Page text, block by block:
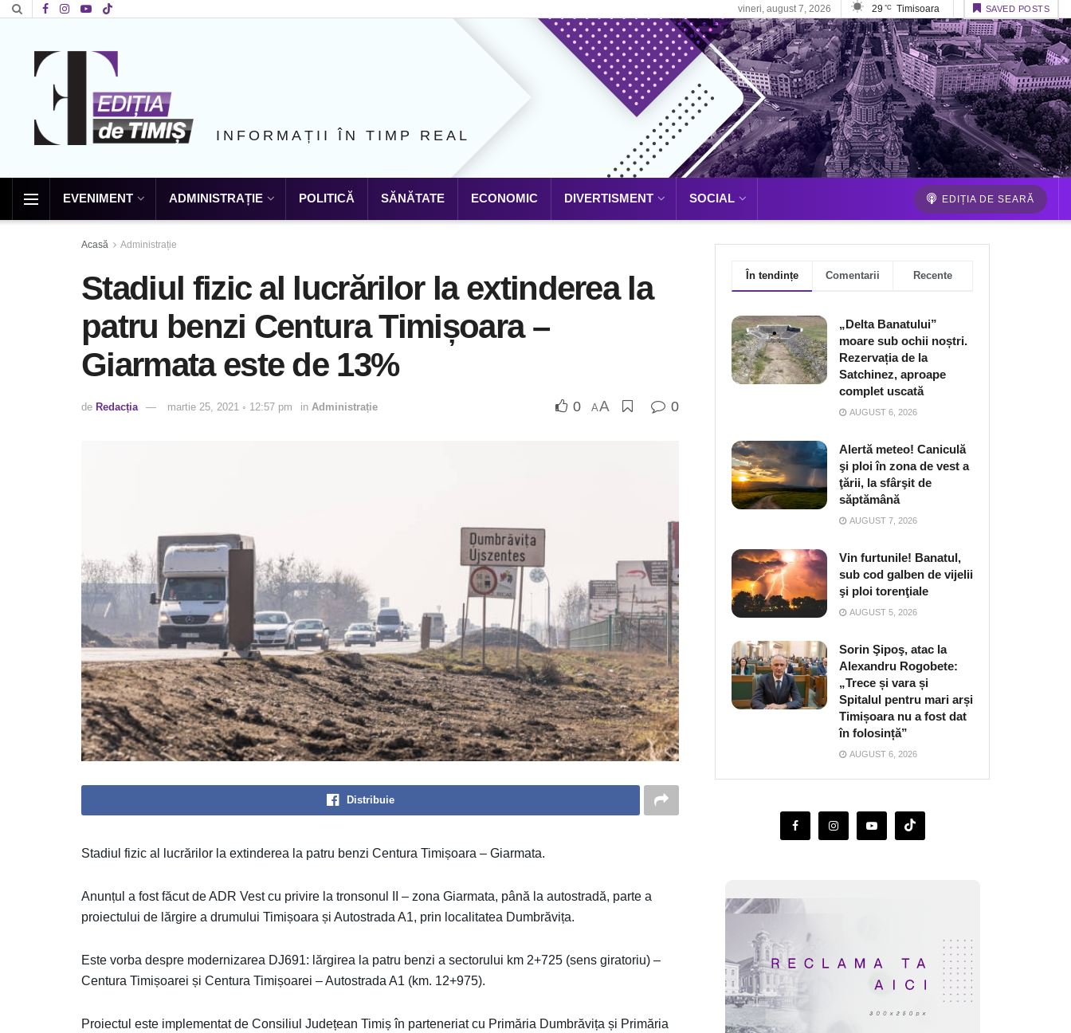
vineri, august 7, 2026 29 °C Timisoara SAVED POSTS
INFORMAȚII ÎN TIMP REAL
EVENIMENT ADMINISTRAȚIE POLITICĂ SĂNĂTATE ECONOMIC DIVERTISMENT SOCIAL EDIȚIA DE SEARĂ
Acasă Administrație
Stadiul fizic al lucrărilor la extinderea la
patru benzi Centura Timișoara –
Giarmata este de 13%
de Redacția martie 25, 2021 ◦ 12:57 pm in Administrație 0 AA 0
Distribuie
Stadiul fizic al lucrărilor la extinderea la patru benzi Centura Timișoara – Giarmata.
Anunțul a fost făcut de ADR Vest cu privire la tronsonul II – zona Giarmata, până la autostradă, parte a
proiectului de lărgire a drumului Timișoara și Autostrada A1, prin localitatea Dumbrăvița.
Este vorba despre modernizarea DJ691: lărgirea la patru benzi a sectorului km 2+725 (sens giratoriu) –
Centura Timișoarei și Centura Timișoarei – Autostrada A1 (km. 12+975).
Proiectul este implementat de Consiliul Județean Timiș în parteneriat cu Primăria Dumbrăvița și Primăria
În tendințe Comentarii Recente
„Delta Banatului”
moare sub ochii noștri.
Rezervația de la
Satchinez, aproape
complet uscată
AUGUST 6, 2026
Alertă meteo! Caniculă
şi ploi în zona de vest a
ţării, la sfârşit de
săptămână
AUGUST 7, 2026
Vin furtunile! Banatul,
sub cod galben de vijelii
şi ploi torenţiale
AUGUST 5, 2026
Sorin Şipoş, atac la
Alexandru Rogobete:
„Trece și vara și
Spitalul pentru mari arși
Timișoara nu a fost dat
în folosință”
AUGUST 6, 2026